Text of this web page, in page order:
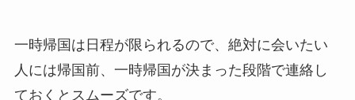
一時帰国は日程が限られるので、絶対に会いたい
人には帰国前、一時帰国が決まった段階で連絡し
ておくとスムーズです。